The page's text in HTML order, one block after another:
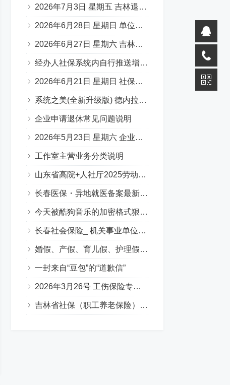
2026年7月3日 星期五 吉林退休一件事 材料说明 （转载）
2026年6月28日 星期日 单位缴费基数申报承诺书
2026年6月27日 星期六 吉林省50岁退休，啥条件？
经办人社保系统内自行推送增减员步骤
2026年6月21日 星期日 社保补缴 官方口述：
系统之美(全新升级版) 德内拉梅多斯
企业申请退休常见问题说明
2026年5月23日 星期六 企业职工基本养老保险专场问答汇总
工作室主营业务分类说明
山东省高院+人社厅2025劳动人事争议十大典型案例
长春医保・异地就医备案最新要点
今天被酷狗音乐的加密格式狠狠上了一课…
长春社会保险_ 机关事业单位养老保险（含职业年金）（Q&A版）
婚假、产假、育儿假、护理假（吉林省地方政策）
一封来自“豆包”的“道歉信”
2026年3月26号 工伤保险专场答疑（Q&A版）
吉林省社保（职工养老保险）补缴政策全解